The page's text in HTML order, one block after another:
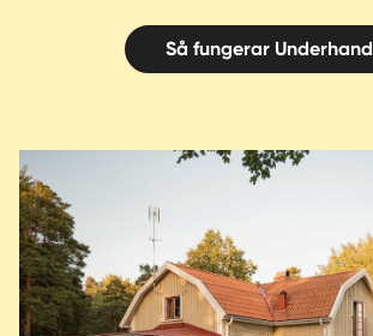
Så fungerar Underhand